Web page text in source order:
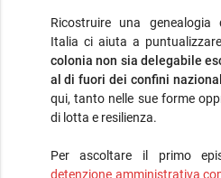
Ricostruire una
Italia ci aiuta a
colonia non sia delegabile
al di fuori dei confini
qui, tanto nelle sue forme
di lotta e resilienza.
Per ascoltare il primo
detenzione amministrativa